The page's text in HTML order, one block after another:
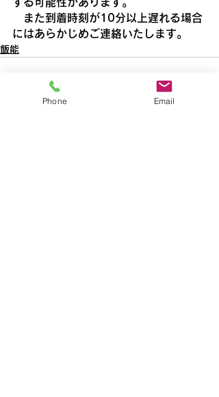
また到着時刻が10分以上遅れる場合
にはあらかじめご連絡いたします。
飯能
Phone Email